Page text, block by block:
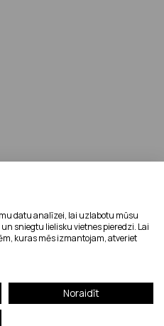
datu analīzei, lai uzlabotu mūsu
sniegtu lielisku vietnes pieredzi. Lai
kuras mēs izmantojam, atveriet
Noraidīt